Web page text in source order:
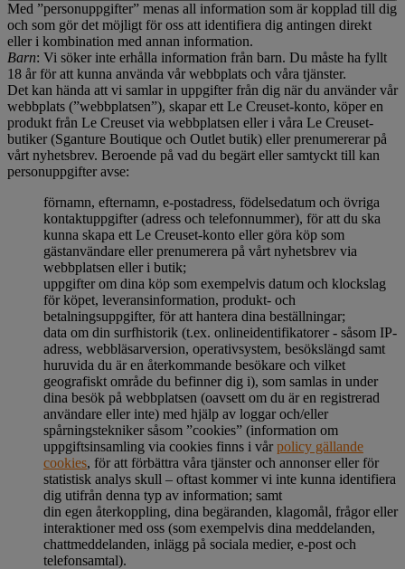
Med ”personuppgifter” menas all information som är kopplad till dig
och som gör det möjligt för oss att identifiera dig antingen direkt
eller i kombination med annan information.
Barn: Vi söker inte erhålla information från barn. Du måste ha fyllt
18 år för att kunna använda vår webbplats och våra tjänster.
Det kan hända att vi samlar in uppgifter från dig när du använder vår
webbplats (”webbplatsen”), skapar ett Le Creuset-konto, köper en
produkt från Le Creuset via webbplatsen eller i våra Le Creuset-
butiker (Sganture Boutique och Outlet butik) eller prenumererar på
vårt nyhetsbrev. Beroende på vad du begärt eller samtyckt till kan
personuppgifter avse:
förnamn, efternamn, e-postadress, födelsedatum och övriga
kontaktuppgifter (adress och telefonnummer), för att du ska
kunna skapa ett Le Creuset-konto eller göra köp som
gästanvändare eller prenumerera på vårt nyhetsbrev via
webbplatsen eller i butik;
uppgifter om dina köp som exempelvis datum och klockslag
för köpet, leveransinformation, produkt- och
betalningsuppgifter, för att hantera dina beställningar;
data om din surfhistorik (t.ex. onlineidentifikatorer - såsom IP-
adress, webbläsarversion, operativsystem, besökslängd samt
huruvida du är en återkommande besökare och vilket
geografiskt område du befinner dig i), som samlas in under
dina besök på webbplatsen (oavsett om du är en registrerad
användare eller inte) med hjälp av loggar och/eller
spårningstekniker såsom ”cookies” (information om
uppgiftsinsamling via cookies finns i vårpolicy gällande
cookies, för att förbättra våra tjänster och annonser eller för
statistisk analys skull – oftast kommer vi inte kunna identifiera
dig utifrån denna typ av information; samt
din egen återkoppling, dina begäranden, klagomål, frågor eller
interaktioner med oss (som exempelvis dina meddelanden,
chattmeddelanden, inlägg på sociala medier, e-post och
telefonsamtal).